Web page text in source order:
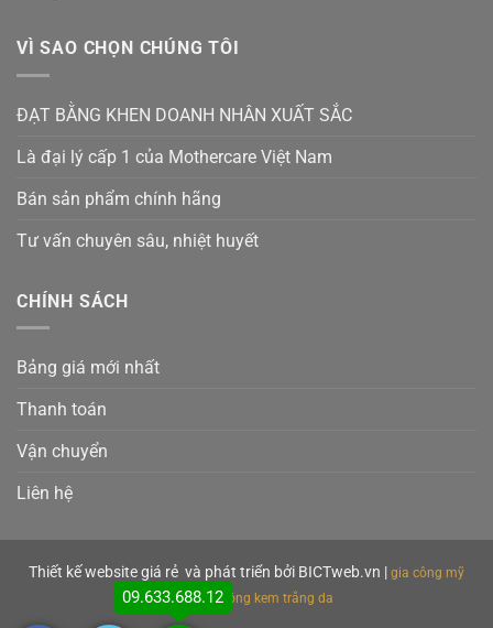
VÌ SAO CHỌN CHÚNG TÔI
ĐẠT BẰNG KHEN DOANH NHÂN XUẤT SẮC
Là đại lý cấp 1 của Mothercare Việt Nam
Bán sản phẩm chính hãng
Tư vấn chuyên sâu, nhiệt huyết
CHÍNH SÁCH
Bảng giá mới nhất
Thanh toán
Vận chuyển
Liên hệ
Thiết kế website giá rẻ và phát triển bởi BICTweb.vn | gia công mỹ
phẩm gia công kem trắng da
09.633.688.12